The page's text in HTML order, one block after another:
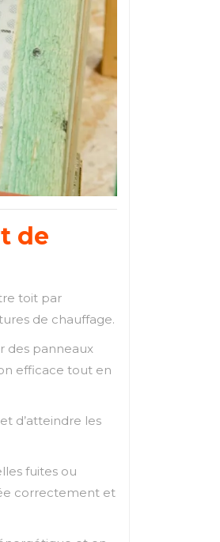
de
toit par
de chauffage.
des panneaux
efficace tout en
d’atteindre les
fuites ou
correctement et